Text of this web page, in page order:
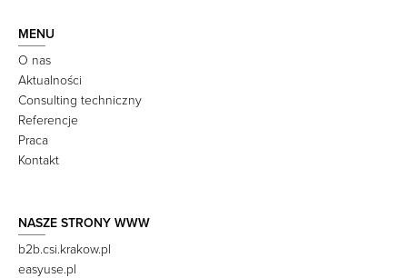
MENU
O nas
Aktualności
Consulting techniczny
Referencje
Praca
Kontakt
NASZE STRONY WWW
b2b.csi.krakow.pl
easyuse.pl